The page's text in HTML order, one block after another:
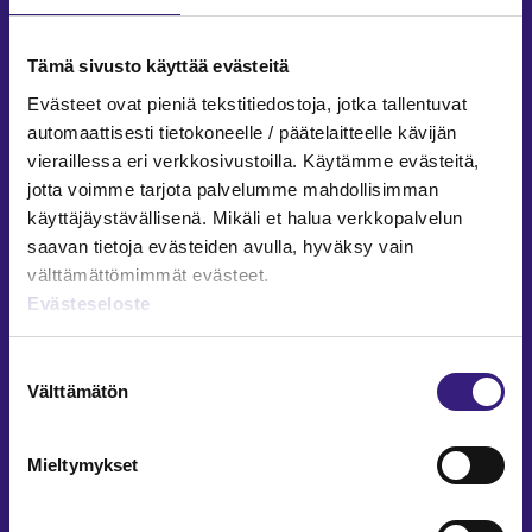
Tämä sivusto käyttää evästeitä
Evästeet ovat pieniä tekstitiedostoja, jotka tallentuvat
automaattisesti tietokoneelle / päätelaitteelle kävijän
vieraillessa eri verkkosivustoilla. Käytämme evästeitä,
jotta voimme tarjota palvelumme mahdollisimman
käyttäjäystävällisenä. Mikäli et halua verkkopalvelun
saavan tietoja evästeiden avulla, hyväksy vain
välttämättömimmät evästeet.
Evästeseloste
valinta
Välttämätön
Mieltymykset
AUTOMAATIO
Xml-muotoisesta tositteesta
2024/2082
Leena Rekola-Nieminen
6.3.2025
1 min
AUTOMAATIO
Verkkolasku­datan haasteet kirjan­
pidon automatisoinnissa
Tuija Annala, Sanna Tervo
AUTOMAATIO
Auto­­maatio vaatii kirjan­­pitäjältä
uusia tai­­toja ja tapoja